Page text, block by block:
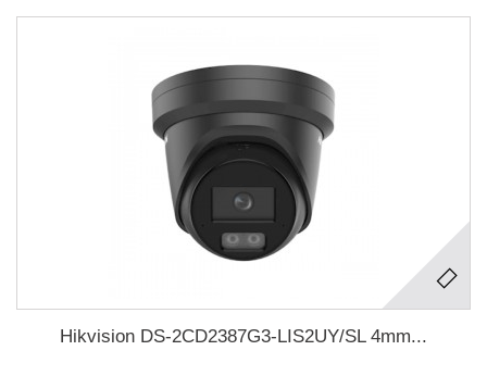
Hikvision DS-2CD2387G3-LIS2UY/SL 4mm...